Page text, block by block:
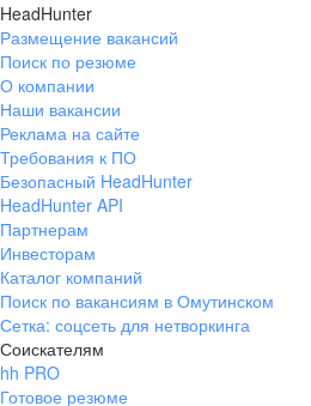
HeadHunter
Размещение вакансий
Поиск по резюме
О компании
Наши вакансии
Реклама на сайте
Требования к ПО
Безопасный HeadHunter
HeadHunter API
Партнерам
Инвесторам
Каталог компаний
Поиск по вакансиям в Омутинском
Сетка: соцсеть для нетворкинга
Соискателям
hh PRO
Готовое резюме